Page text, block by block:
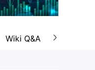
Wiki Q&A